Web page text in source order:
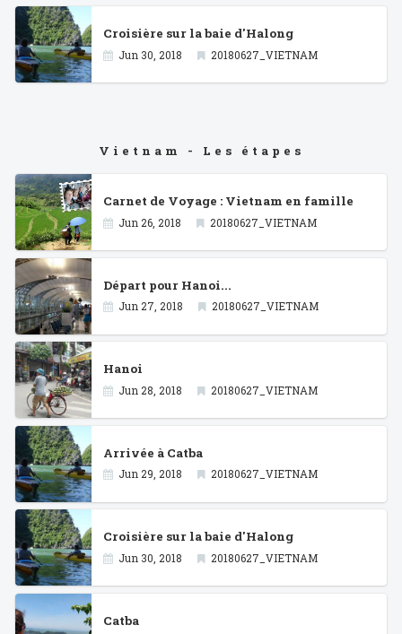
Croisière sur la baie d'Halong
Jun 30, 2018 20180627_VIETNAM
Vietnam - Les étapes
Carnet de Voyage : Vietnam en famille
Jun 26, 2018 20180627_VIETNAM
Départ pour Hanoi...
Jun 27, 2018 20180627_VIETNAM
Hanoi
Jun 28, 2018 20180627_VIETNAM
Arrivée à Catba
Jun 29, 2018 20180627_VIETNAM
Croisière sur la baie d'Halong
Jun 30, 2018 20180627_VIETNAM
Catba